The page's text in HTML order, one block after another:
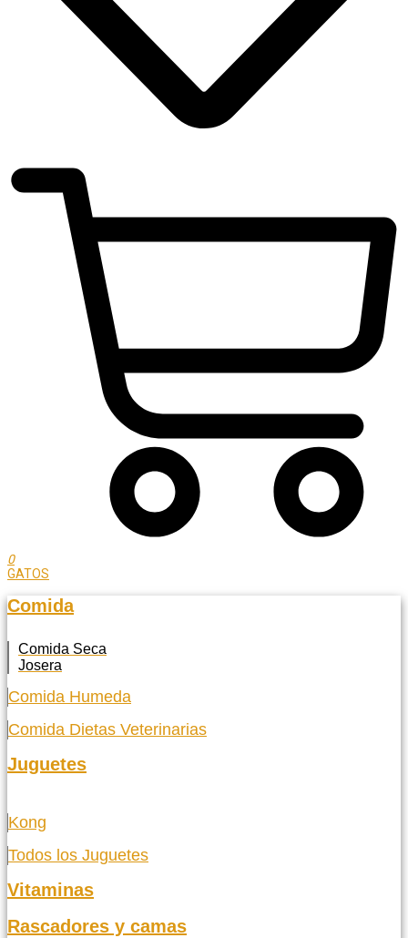
0
GATOS
Comida
Comida Seca
Josera
Comida Humeda
Comida Dietas Veterinarias
Juguetes
Kong
Todos los Juguetes
Vitaminas
Rascadores y camas